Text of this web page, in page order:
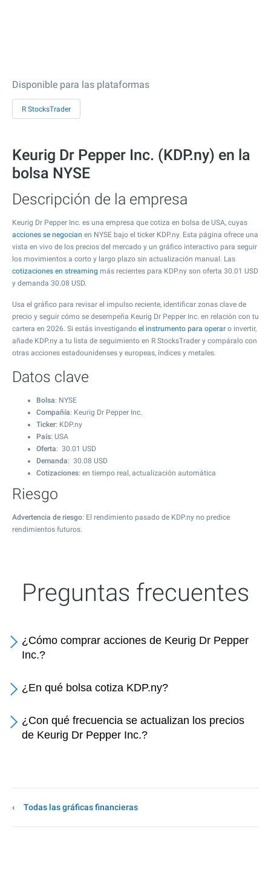
Disponible para las plataformas
R StocksTrader
Keurig Dr Pepper Inc. (KDP.ny) en la
bolsa NYSE
Descripción de la empresa
Keurig Dr Pepper Inc. es una empresa que cotiza en bolsa de USA, cuyas
acciones se negocian en NYSE bajo el ticker KDP.ny. Esta página ofrece una
vista en vivo de los precios del mercado y un gráfico interactivo para seguir
los movimientos a corto y largo plazo sin actualización manual. Las
cotizaciones en streaming más recientes para KDP.ny son oferta 30.01 USD
y demanda 30.08 USD.
Usa el gráfico para revisar el impulso reciente, identificar zonas clave de
precio y seguir cómo se desempeña Keurig Dr Pepper Inc. en relación con tu
cartera en 2026. Si estás investigando el instrumento para operar o invertir,
añade KDP.ny a tu lista de seguimiento en R StocksTrader y compáralo con
otras acciones estadounidenses y europeas, índices y metales.
Datos clave
Bolsa: NYSE
Compañía: Keurig Dr Pepper Inc.
Ticker: KDP.ny
País: USA
Oferta: 30.01 USD
Demanda: 30.08 USD
Cotizaciones: en tiempo real, actualización automática
Riesgo
Advertencia de riesgo: El rendimiento pasado de KDP.ny no predice
rendimientos futuros.
Preguntas frecuentes
¿Cómo comprar acciones de Keurig Dr Pepper
Inc.?
¿En qué bolsa cotiza KDP.ny?
¿Con qué frecuencia se actualizan los precios
de Keurig Dr Pepper Inc.?
Todas las gráficas financieras